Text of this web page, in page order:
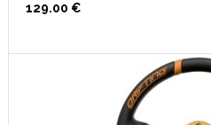
129.00 €